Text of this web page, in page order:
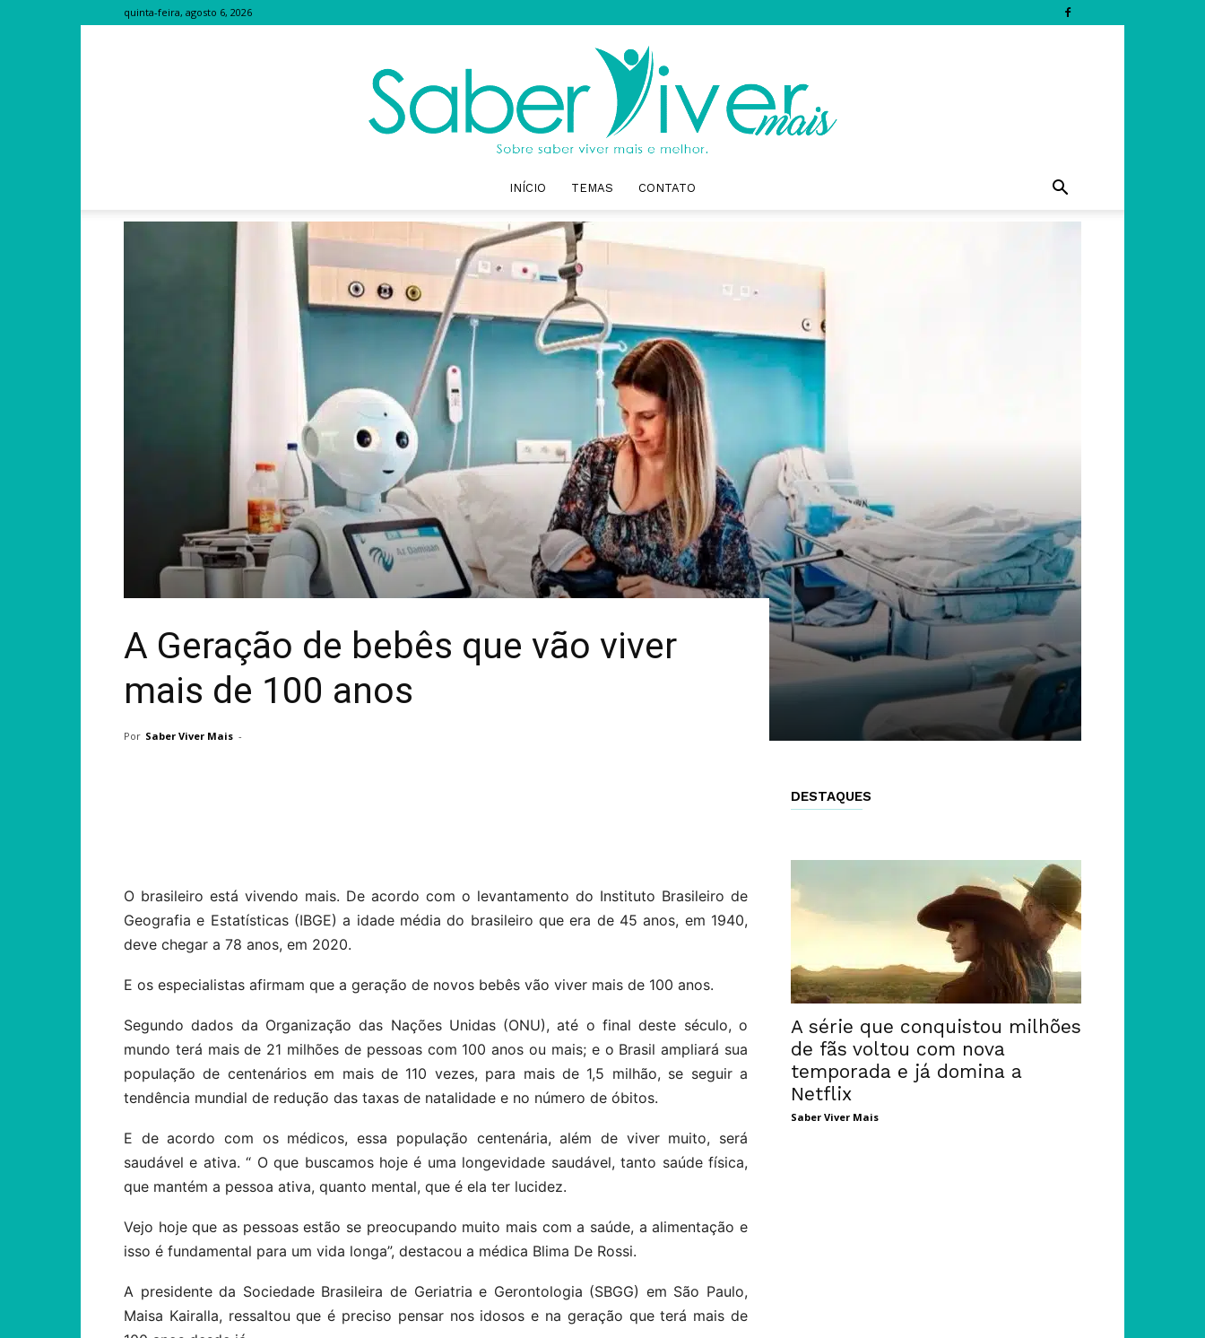
quinta-feira, agosto 6, 2026
Viver
Mais
INÍCIO TEMAS CONTATO
A Geração de bebês que vão viver
mais de 100 anos
Por Saber Viver Mais -
O brasileiro está vivendo mais. De acordo com o levantamento do Instituto Brasileiro de
Geografia e Estatísticas (IBGE) a idade média do brasileiro que era de 45 anos, em 1940,
deve chegar a 78 anos, em 2020.
E os especialistas afirmam que a geração de novos bebês vão viver mais de 100 anos.
Segundo dados da Organização das Nações Unidas (ONU), até o final deste século, o
mundo terá mais de 21 milhões de pessoas com 100 anos ou mais; e o Brasil ampliará sua
população de centenários em mais de 110 vezes, para mais de 1,5 milhão, se seguir a
tendência mundial de redução das taxas de natalidade e no número de óbitos.
E de acordo com os médicos, essa população centenária, além de viver muito, será
saudável e ativa. “ O que buscamos hoje é uma longevidade saudável, tanto saúde física,
que mantém a pessoa ativa, quanto mental, que é ela ter lucidez.
Vejo hoje que as pessoas estão se preocupando muito mais com a saúde, a alimentação e
isso é fundamental para um vida longa”, destacou a médica Blima De Rossi.
A presidente da Sociedade Brasileira de Geriatria e Gerontologia (SBGG) em São Paulo,
Maisa Kairalla, ressaltou que é preciso pensar nos idosos e na geração que terá mais de
DESTAQUES
A série que conquistou milhões
de fãs voltou com nova
temporada e já domina a
Netflix
Saber Viver Mais